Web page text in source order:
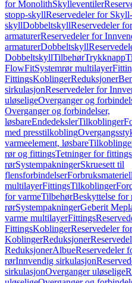
for MonolithSkylleventiler
stopp-skyllReservedeler for
skyllDobbeltskyllReservedeler
armaturerReservedeler for
armaturerDobbeltskyll
DobbeltskyllTilbehørTrykknapp
FlowFitSystemrør multilayer
FittingsKoblingerReduksjoner
sirkulasjonReservedeler for
uløseligeOverganger og
Overganger og forbindelser,
løsbareEndedekslerTilkoblinger
med presstilkobling
varmeelement, løsbare
rør og fittingsTetninger for fittings
rørSystempakningerSkruesett til
flensforbindelserForbruksmateriell
multilayerFittingsTilkoblinger
for varmeTilbehørBeskyttelse for
rørSystempakningerGeberit
varme multilayerFittings
FittingsKoblingerReservedeler for
KoblingerReduksjoner
ReduksjonerAlbueReservedeler
rørInnvendig sirkulasjon
sirkulasjonOverganger uløselige